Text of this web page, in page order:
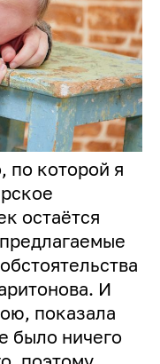
по которой я
остаётся
И
показала
было ничего